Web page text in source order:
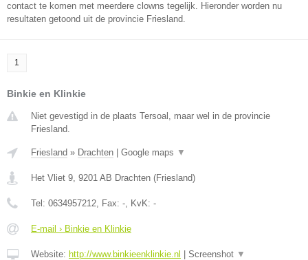
contact te komen met meerdere clowns tegelijk. Hieronder worden nu
resultaten getoond uit de provincie Friesland.
1
Binkie en Klinkie
Niet gevestigd in de plaats Tersoal, maar wel in de provincie
Friesland.
Friesland » Drachten Google maps ▼
Het Vliet 9, 9201 AB Drachten (Friesland)
Tel: 0634957212, Fax: -, KvK: -
E-mail › Binkie en Klinkie
Website: http://www.binkieenklinkie.nl Screenshot ▼